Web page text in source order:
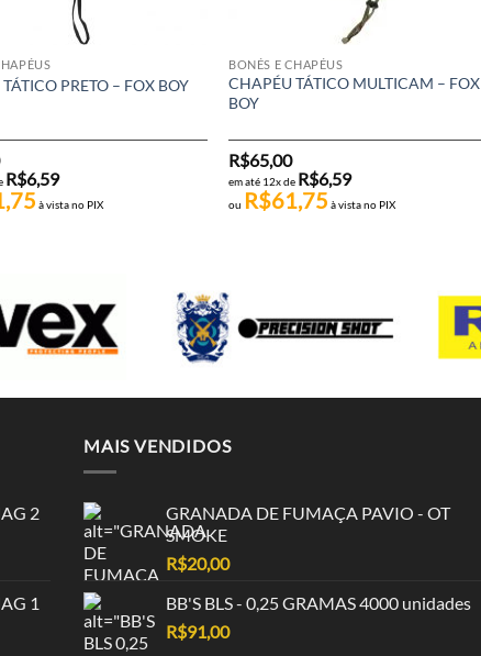
PRETO – FOX BOY
R$6,59
à vista no PIX
BONÉS E CHAPÉUS
CHAPÉU TÁTICO MULTICAM – FOX
BOY
R$65,00
em até 12x de R$6,59
ou R$61,75 à vista no PIX
2
1
MAIS VENDIDOS
GRANADA DE FUMAÇA PAVIO - OT
SMOKE
R$20,00
BB'S BLS - 0,25 GRAMAS 4000 unidades
R$91,00